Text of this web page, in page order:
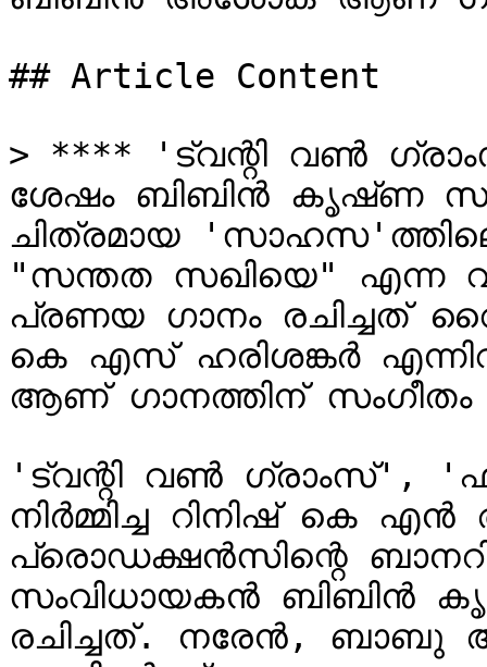
## Article Content
> **** 'ട്വന്റി വൺ
ശേഷം ബിബിൻ കൃഷ്‍ണ
ചിത്രമായ
"സന്തത സഖിയെ" എന്ന
പ്രണയ ഗാനം
കെ എസ് ഹരിശങ്കർ
ആണ് ഗാനത്തിന് സംഗീതം
'ട്വന്റി വൺ ഗ്രാംസ്',
നിർമ്മിച്ച റിനിഷ് കെ
പ്രൊഡക്ഷൻസിന്റെ
സംവിധായകൻ ബിബിൻ
രചിച്ചത്. നരേൻ, ബാബു